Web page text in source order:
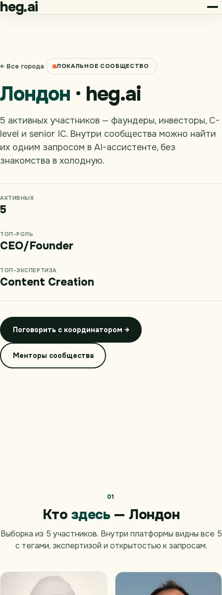
heg ai
← Все города ЛОКАЛЬНОЕ СООБЩЕСТВО
Лондон · heg.ai
5 активных участников — фаундеры, инвесторы, C-
level и senior IC. Внутри сообщества можно найти
их одним запросом в AI-ассистенте, без
знакомства в холодную.
АКТИВНЫХ
5
ТОП-РОЛЬ
CEO/Founder
ТОП-ЭКСПЕРТИЗА
Content Creation
Поговорить с координатором →
Менторы сообщества
01
Кто здесь— Лондон
Выборка из 5 участников. Внутри платформы видны все 5
с тегами, экспертизой и открытостью к запросам.